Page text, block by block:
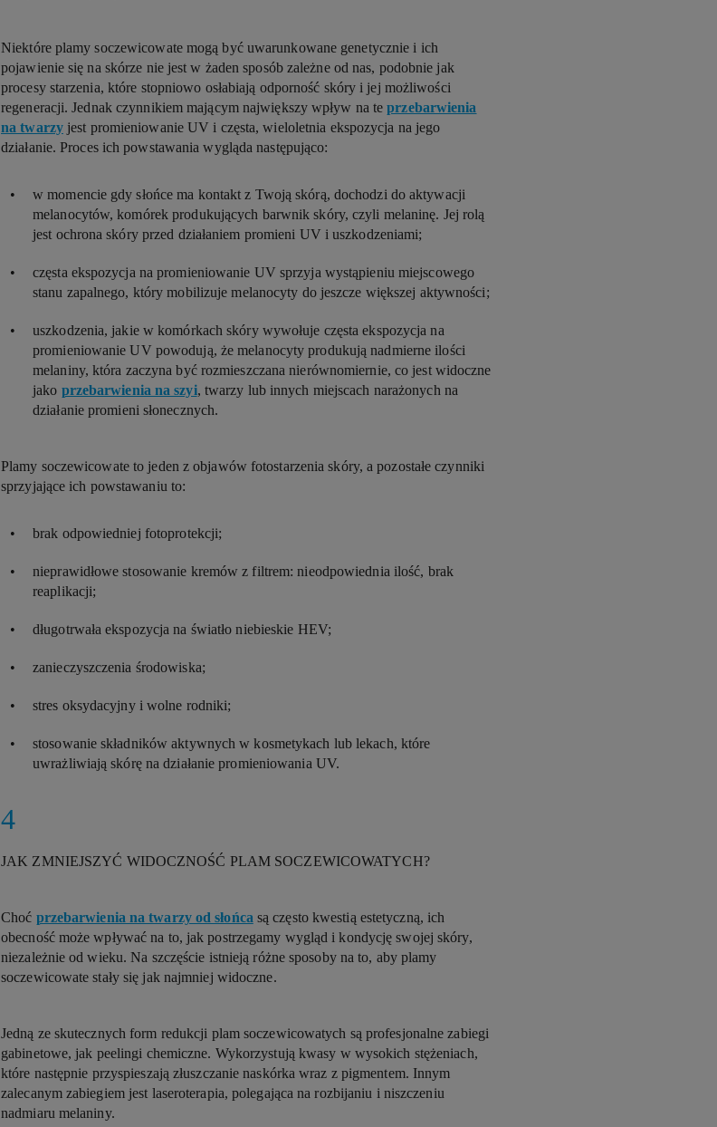
Niektóre plamy soczewicowate mogą być uwarunkowane genetycznie i ich
pojawienie się na skórze nie jest w żaden sposób zależne od nas, podobnie jak
procesy starzenia, które stopniowo osłabiają odporność skóry i jej możliwości
regeneracji. Jednak czynnikiem mającym największy wpływ na teprzebarwienia
na twarzyjest promieniowanie UV i częsta, wieloletnia ekspozycja na jego
działanie. Proces ich powstawania wygląda następująco:
w momencie gdy słońce ma kontakt z Twoją skórą, dochodzi do aktywacji
melanocytów, komórek produkujących barwnik skóry, czyli melaninę. Jej rolą
jest ochrona skóry przed działaniem promieni UV i uszkodzeniami;
częsta ekspozycja na promieniowanie UV sprzyja wystąpieniu miejscowego
stanu zapalnego, który mobilizuje melanocyty do jeszcze większej aktywności;
uszkodzenia, jakie w komórkach skóry wywołuje częsta ekspozycja na
promieniowanie UV powodują, że melanocyty produkują nadmierne ilości
melaniny, która zaczyna być rozmieszczana nierównomiernie, co jest widoczne
jako przebarwienia na szyi, twarzy lub innych miejscach narażonych na
działanie promieni słonecznych.
Plamy soczewicowate to jeden z objawów fotostarzenia skóry, a pozostałe czynniki
sprzyjające ich powstawaniu to:
brak odpowiedniej fotoprotekcji;
nieprawidłowe stosowanie kremów z filtrem: nieodpowiednia ilość, brak
reaplikacji;
długotrwała ekspozycja na światło niebieskie HEV;
zanieczyszczenia środowiska;
stres oksydacyjny i wolne rodniki;
stosowanie składników aktywnych w kosmetykach lub lekach, które
uwrażliwiają skórę na działanie promieniowania UV.
JAK ZMNIEJSZYĆ WIDOCZNOŚĆ PLAM SOCZEWICOWATYCH?
Choć przebarwienia na twarzy od słońca są często kwestią estetyczną, ich
obecność może wpływać na to, jak postrzegamy wygląd i kondycję swojej skóry,
niezależnie od wieku. Na szczęście istnieją różne sposoby na to, aby plamy
soczewicowate stały się jak najmniej widoczne.
Jedną ze skutecznych form redukcji plam soczewicowatych są profesjonalne zabiegi
gabinetowe, jak peelingi chemiczne. Wykorzystują kwasy w wysokich stężeniach,
które następnie przyspieszają złuszczanie naskórka wraz z pigmentem. Innym
zalecanym zabiegiem jest laseroterapia, polegająca na rozbijaniu i niszczeniu
nadmiaru melaniny.